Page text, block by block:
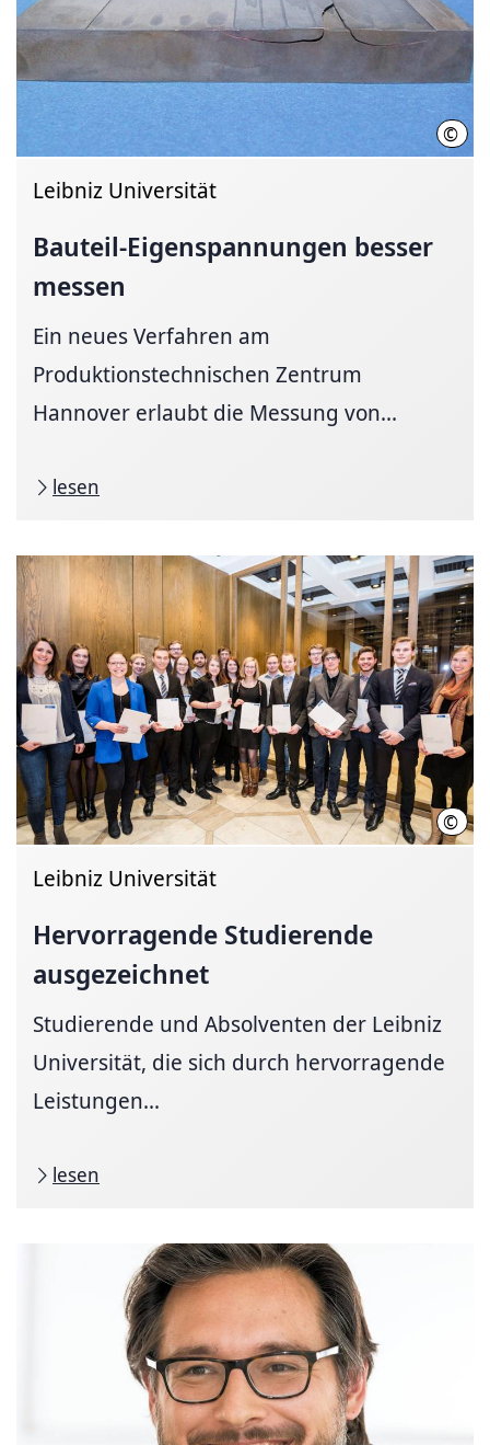
© IFW
Leibniz Universität
Bauteil-Eigen­spannungen besser
messen
Ein neues Verfahren am
Produktionstechnischen Zentrum
Hannover erlaubt die Messung von...
lesen
©
Leibniz Universität
Hervorragende Stu­die­rende
ausgezeichnet
Studierende und Absolventen der Leibniz
Universität, die sich durch hervorragende
Leistungen...
lesen